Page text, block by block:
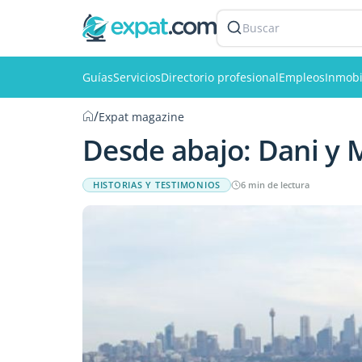
Buscar
GuíasServiciosDirectorio profesionalEmpleos
/Expat magazine
Desde abajo: Dani y
HISTORIAS Y TESTIMONIOS 6 min de lectura